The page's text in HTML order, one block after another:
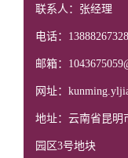
联系人：张经理
电话：13888267328
邮箱：
网址：
地址：云南省昆明
园区3号地块